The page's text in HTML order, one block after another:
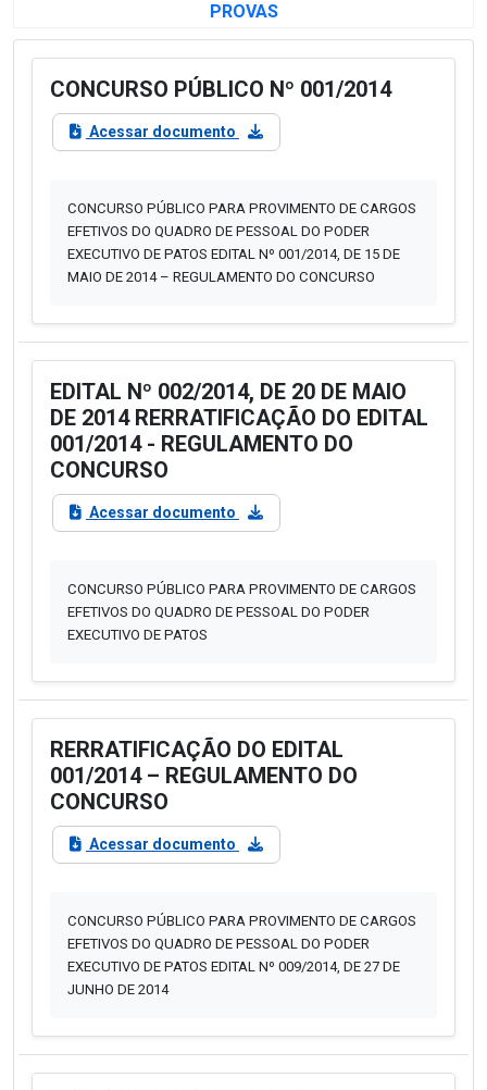
PROVAS
CONCURSO PÚBLICO Nº 001/2014
Acessar documento
CONCURSO PÚBLICO PARA PROVIMENTO DE CARGOS
EFETIVOS DO QUADRO DE PESSOAL DO PODER
EXECUTIVO DE PATOS EDITAL Nº 001/2014, DE 15 DE
MAIO DE 2014 – REGULAMENTO DO CONCURSO
EDITAL Nº 002/2014, DE 20 DE MAIO
DE 2014 RERRATIFICAÇÃO DO EDITAL
001/2014 - REGULAMENTO DO
CONCURSO
Acessar documento
CONCURSO PÚBLICO PARA PROVIMENTO DE CARGOS
EFETIVOS DO QUADRO DE PESSOAL DO PODER
EXECUTIVO DE PATOS
RERRATIFICAÇÃO DO EDITAL
001/2014 – REGULAMENTO DO
CONCURSO
Acessar documento
CONCURSO PÚBLICO PARA PROVIMENTO DE CARGOS
EFETIVOS DO QUADRO DE PESSOAL DO PODER
EXECUTIVO DE PATOS EDITAL Nº 009/2014, DE 27 DE
JUNHO DE 2014